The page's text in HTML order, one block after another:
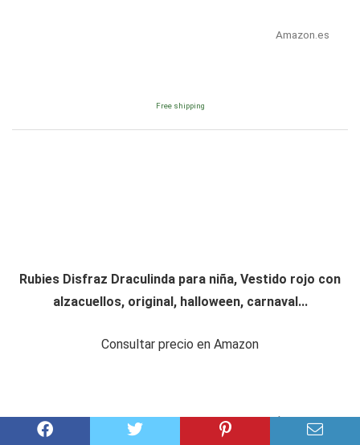
Amazon.es
Free shipping
Rubies Disfraz Draculinda para niña, Vestido rojo con
alzacuellos, original, halloween, carnaval...
Consultar precio en Amazon
Amazon.es